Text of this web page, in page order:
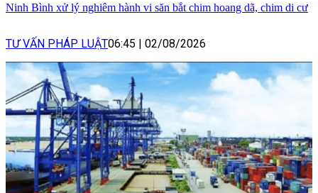
Ninh Bình xử lý nghiêm hành vi săn bắt chim hoang dã, chim di cư
TƯ VẤN PHÁP LUẬT06:45 02/08/2026